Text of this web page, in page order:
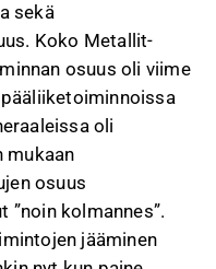
sekä
Koko Metallit-
osuus oli viime
pääliiketoiminnoissa
oli
mukaan
osuus
”noin kolmannes”.
jääminen